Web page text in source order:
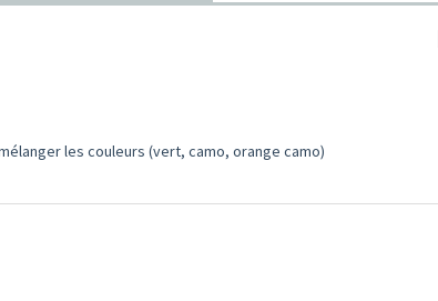
les couleurs (vert, camo, orange camo)